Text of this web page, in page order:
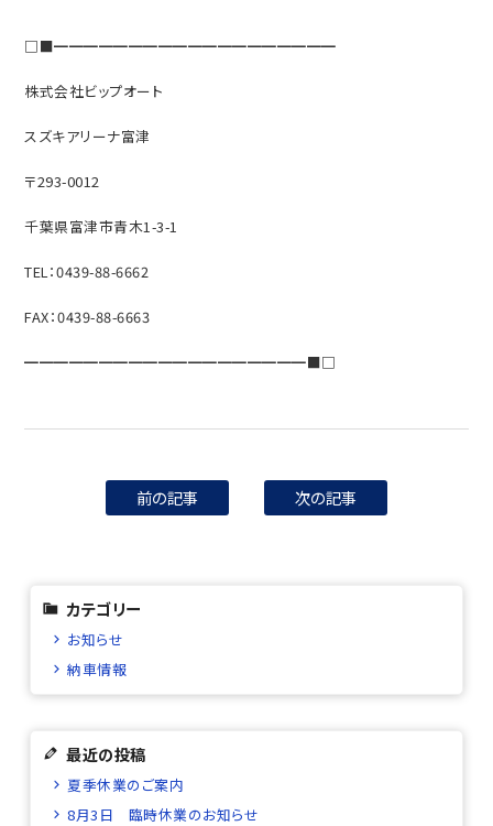
□■━━━━━━━━━━━━━━━━━━━
株式会社ビップオート
スズキアリーナ富津
〒293-0012
千葉県富津市青木1-3-1
TEL：0439-88-6662
FAX：0439-88-6663
━━━━━━━━━━━━━━━━━━━■□
前の記事 次の記事
カテゴリー
お知らせ
納車情報
最近の投稿
夏季休業のご案内
8月3日 臨時休業のお知らせ